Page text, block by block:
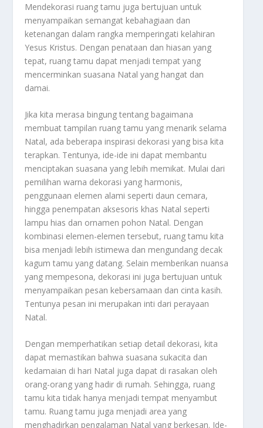
Mendekorasi ruang tamu juga bertujuan untuk
menyampaikan semangat kebahagiaan dan
ketenangan dalam rangka memperingati kelahiran
Yesus Kristus. Dengan penataan dan hiasan yang
tepat, ruang tamu dapat menjadi tempat yang
mencerminkan suasana Natal yang hangat dan
damai.
Jika kita merasa bingung tentang bagaimana
membuat tampilan ruang tamu yang menarik selama
Natal, ada beberapa inspirasi dekorasi yang bisa kita
terapkan. Tentunya, ide-ide ini dapat membantu
menciptakan suasana yang lebih memikat. Mulai dari
pemilihan warna dekorasi yang harmonis,
penggunaan elemen alami seperti daun cemara,
hingga penempatan aksesoris khas Natal seperti
lampu hias dan ornamen pohon Natal. Dengan
kombinasi elemen-elemen tersebut, ruang tamu kita
bisa menjadi lebih istimewa dan mengundang decak
kagum tamu yang datang. Selain memberikan nuansa
yang mempesona, dekorasi ini juga bertujuan untuk
menyampaikan pesan kebersamaan dan cinta kasih.
Tentunya pesan ini merupakan inti dari perayaan
Natal.
Dengan memperhatikan setiap detail dekorasi, kita
dapat memastikan bahwa suasana sukacita dan
kedamaian di hari Natal juga dapat di rasakan oleh
orang-orang yang hadir di rumah. Sehingga, ruang
tamu kita tidak hanya menjadi tempat menyambut
tamu. Ruang tamu juga menjadi area yang
menghadirkan pengalaman Natal yang berkesan. Ide-